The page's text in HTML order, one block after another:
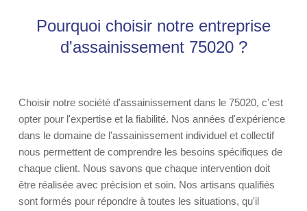
Pourquoi choisir notre entreprise
d'assainissement 75020 ?
Choisir notre société d'assainissement dans le 75020, c'est
opter pour l'expertise et la fiabilité. Nos années d'expérience
dans le domaine de l'assainissement individuel et collectif
nous permettent de comprendre les besoins spécifiques de
chaque client. Nous savons que chaque intervention doit
être réalisée avec précision et soin. Nos artisans qualifiés
sont formés pour répondre à toutes les situations, qu'il